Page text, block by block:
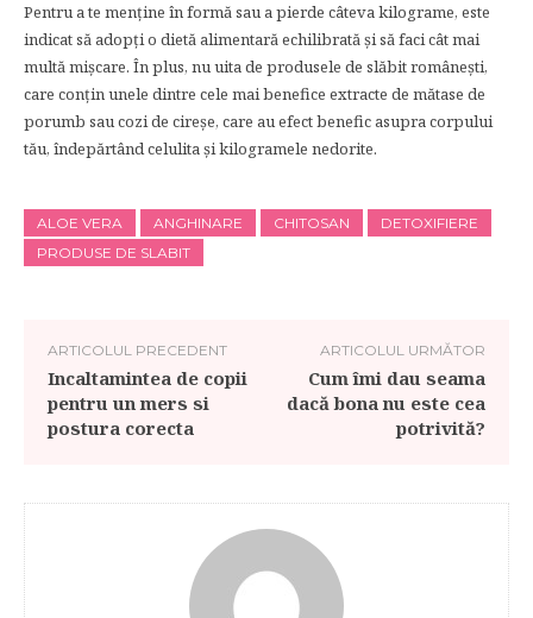
Pentru a te menţine în formă sau a pierde câteva kilograme, este
indicat să adopţi o dietă alimentară echilibrată şi să faci cât mai
multă mişcare. În plus, nu uita de produsele de slăbit româneşti,
care conţin unele dintre cele mai benefice extracte de mătase de
porumb sau cozi de cireşe, care au efect benefic asupra corpului
tău, îndepărtând celulita şi kilogramele nedorite.
ALOE VERA ANGHINARE CHITOSAN
DETOXIFIERE
PRODUSE DE SLABIT
ARTICOLUL PRECEDENT
Incaltamintea de copii
pentru un mers si
postura corecta
ARTICOLUL URMĂTOR
Cum îmi dau seama
dacă bona nu este cea
potrivită?